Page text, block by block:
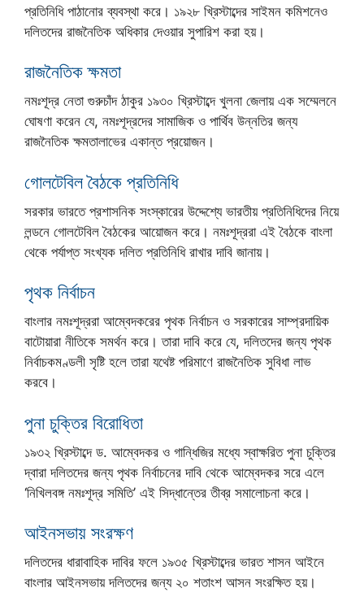
প্রতিনিধি পাঠানোর ব্যবস্থা করে। ১৯২৮ খ্রিস্টাব্দের সাইমন কমিশনেও
দলিতদের রাজনৈতিক অধিকার দেওয়ার সুপারিশ করা হয়।
রাজনৈতিক ক্ষমতা
নমঃশূদ্র নেতা গুরুচাঁদ ঠাকুর ১৯৩০ খ্রিস্টাব্দে খুলনা জেলায় এক সম্মেলনে
ঘোষণা করেন যে, নমঃশূদ্রদের সামাজিক ও পার্থিব উন্নতির জন্য
রাজনৈতিক ক্ষমতালাভের একান্ত প্রয়োজন।
গোলটেবিল বৈঠকে প্রতিনিধি
সরকার ভারতে প্রশাসনিক সংস্কারের উদ্দেশ্যে ভারতীয় প্রতিনিধিদের নিয়ে
লন্ডনে গোলটেবিল বৈঠকের আয়োজন করে। নমঃশূদ্ররা এই বৈঠকে বাংলা
থেকে পর্যাপ্ত সংখ্যক দলিত প্রতিনিধি রাখার দাবি জানায়।
পৃথক নির্বাচন
বাংলার নমঃশূদ্ররা আম্বেদকরের পৃথক নির্বাচন ও সরকারের সাম্প্রদায়িক
বাটোয়ারা নীতিকে সমর্থন করে। তারা দাবি করে যে, দলিতদের জন্য পৃথক
নির্বাচকমণ্ডলী সৃষ্টি হলে তারা যথেষ্ট পরিমাণে রাজনৈতিক সুবিধা লাভ
করবে।
পুনা চুক্তির বিরোধিতা
১৯৩২ খ্রিস্টাব্দে ড. আম্বেদকর ও গান্ধিজির মধ্যে স্বাক্ষরিত পুনা চুক্তির
দ্বারা দলিতদের জন্য পৃথক নির্বাচনের দাবি থেকে আম্বেদকর সরে এলে
‘নিখিলবঙ্গ নমঃশূদ্র সমিতি’ এই সিদ্ধান্তের তীব্র সমালোচনা করে।
আইনসভায় সংরক্ষণ
দলিতদের ধারাবাহিক দাবির ফলে ১৯৩৫ খ্রিস্টাব্দের ভারত শাসন আইনে
বাংলার আইনসভায় দলিতদের জন্য ২০ শতাংশ আসন সংরক্ষিত হয়।